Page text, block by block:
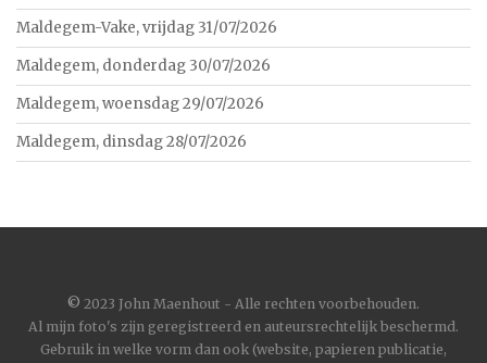
Maldegem-Vake, vrijdag 31/07/2026
Maldegem, donderdag 30/07/2026
Maldegem, woensdag 29/07/2026
Maldegem, dinsdag 28/07/2026
© 2023 John Maenhout - Alle rechten voorbehouden.
Al mijn foto's zijn geregistreerd en auteursrechtelijk beschermd.
Gebruik in welke vorm dan ook (website, papieren publicatie,